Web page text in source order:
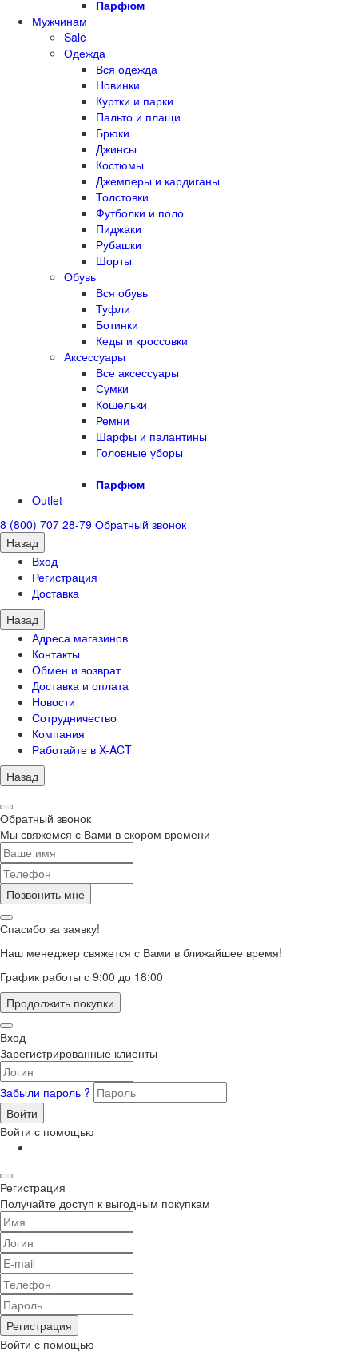
Парфюм
Мужчинам
Sale
Одежда
Вся одежда
Новинки
Куртки и парки
Пальто и плащи
Брюки
Джинсы
Костюмы
Джемперы и кардиганы
Толстовки
Футболки и поло
Пиджаки
Рубашки
Шорты
Обувь
Вся обувь
Туфли
Ботинки
Кеды и кроссовки
Аксессуары
Все аксессуары
Сумки
Кошельки
Ремни
Шарфы и палантины
Головные уборы
Парфюм
Outlet
8 (800) 707 28-79 Обратный звонок
Назад
Вход
Регистрация
Доставка
Назад
Адреса магазинов
Контакты
Обмен и возврат
Доставка и оплата
Новости
Сотрудничество
Компания
Работайте в X-ACT
Назад
Обратный звонок
Мы свяжемся с Вами в скором времени
Позвонить мне
Спасибо за заявку!
Наш менеджер свяжется с Вами в ближайшее время!
График работы с 9:00 до 18:00
Продолжить покупки
Вход
Зарегистрированные клиенты
Забыли пароль ?
Войти
Войти с помощью
Регистрация
Получайте доступ к выгодным покупкам
Регистрация
Войти с помощью